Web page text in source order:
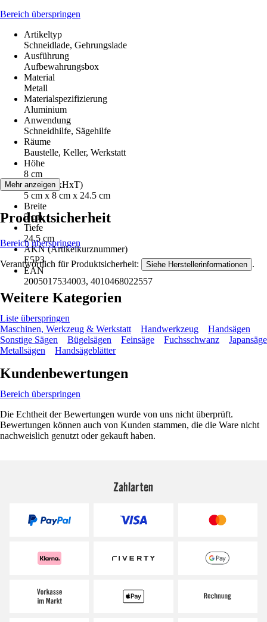
Bereich überspringen
Artikeltyp
Schneidlade, Gehrungslade
Ausführung
Aufbewahrungsbox
Material
Metall
Materialspezifizierung
Aluminium
Anwendung
Schneidhilfe, Sägehilfe
Räume
Baustelle, Keller, Werkstatt
Höhe
8 cm
Maße (BxHxT)
5 cm x 8 cm x 24.5 cm
Breite
5 cm
Tiefe
24,5 cm
AKN (Artikelkurznummer)
E5P3
EAN
2005017534003, 4010468022557
Mehr anzeigen
Produktsicherheit
Bereich überspringen
Verantwortlich für Produktsicherheit: Siehe Herstellerinformationen .
Weitere Kategorien
Liste überspringen
Maschinen, Werkzeug & Werkstatt
Handwerkzeug
Handsägen
Sonstige Sägen
Bügelsägen Feinsäge Fuchsschwanz
Japansäge
Metallsägen
Handsägeblätter
Kundenbewertungen
Bereich überspringen
Die Echtheit der Bewertungen wurde von uns nicht überprüft.
Bewertungen können auch von Kunden stammen, die die Ware nicht
nachweislich genutzt oder gekauft haben.
Zahlarten